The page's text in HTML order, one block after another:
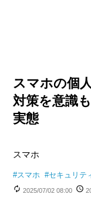
スマホの個
対策を意識
実態
スマホ
#スマホ #セキュリテ
2025/07/02 08:00